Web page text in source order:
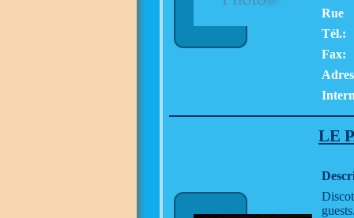
Rue
Tél.:
Fax:
LE